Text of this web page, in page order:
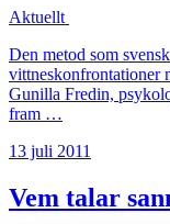
Aktuellt
Den metod som
vittneskonfrontationer
Gunilla Fredin,
fram …
13 juli 2011
Vem talar